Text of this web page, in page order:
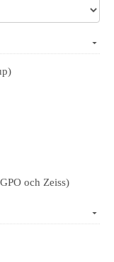
och Zeiss)